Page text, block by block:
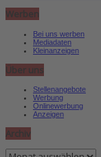
Werben
Bei uns werben
Mediadaten
Kleinanzeigen
Über uns
Stellenangebote
Werbung
Onlinewerbung
Anzeigen
Archiv
Archiv